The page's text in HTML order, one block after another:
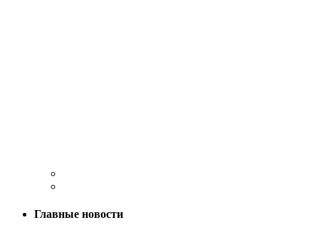
Главные новости